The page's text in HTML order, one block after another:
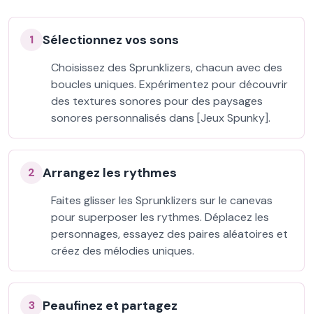
1 Sélectionnez vos sons
Choisissez des Sprunklizers, chacun avec des
boucles uniques. Expérimentez pour découvrir
des textures sonores pour des paysages
sonores personnalisés dans [Jeux Spunky].
2 Arrangez les rythmes
Faites glisser les Sprunklizers sur le canevas
pour superposer les rythmes. Déplacez les
personnages, essayez des paires aléatoires et
créez des mélodies uniques.
3 Peaufinez et partagez